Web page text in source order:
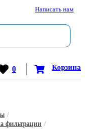
Написать нам
0 Корзина
/
фильтрации /